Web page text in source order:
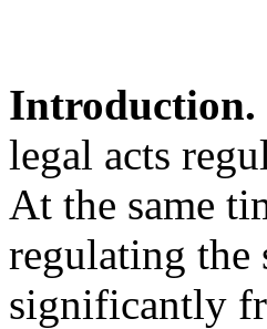
Introduction.
legal acts
At the same
regulating the
significantly